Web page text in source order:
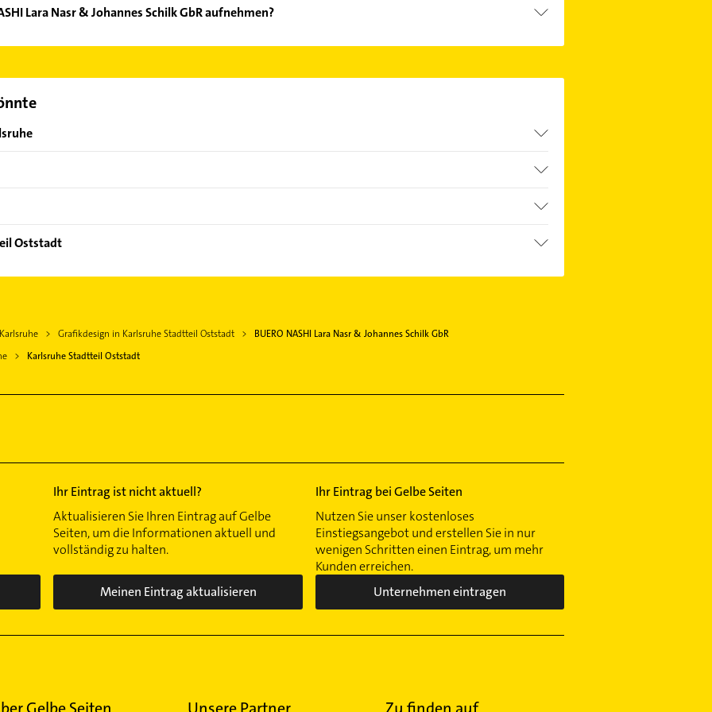
Lara Nasr & Johannes Schilk GbR aufnehmen?
Oststadt
Grafikdesign in Karlsruhe Stadtteil Oststadt
BUERO NASHI Lara Nasr & Johannes Schilk GbR
Karlsruhe Stadtteil Oststadt
Ihr Eintrag ist nicht aktuell?
Aktualisieren Sie Ihren Eintrag auf Gelbe
Seiten, um die Informationen aktuell und
vollständig zu halten.
Meinen Eintrag aktualisieren
Ihr Eintrag bei Gelbe Seiten
Nutzen Sie unser kostenloses
Einstiegsangebot und erstellen Sie in nur
wenigen Schritten einen Eintrag, um mehr
Kunden erreichen.
Unternehmen eintragen
Gelbe Seiten Unsere Partner Zu finden auf